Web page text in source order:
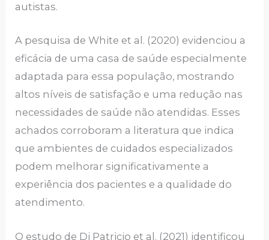
autistas.
A pesquisa de White et al. (2020) evidenciou a
eficácia de uma casa de saúde especialmente
adaptada para essa população, mostrando
altos níveis de satisfação e uma redução nas
necessidades de saúde não atendidas. Esses
achados corroboram a literatura que indica
que ambientes de cuidados especializados
podem melhorar significativamente a
experiência dos pacientes e a qualidade do
atendimento.
O estudo de Di Patricio et al. (2021) identificou